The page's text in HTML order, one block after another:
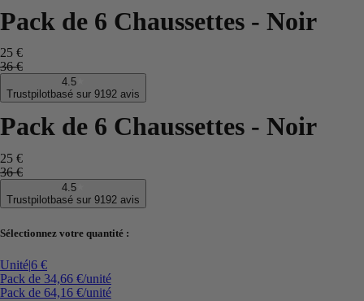
Pack de 6 Chaussettes - Noir
25 €
36 €
4.5
Trustpilotbasé sur 9192 avis
Pack de 6 Chaussettes - Noir
25 €
36 €
4.5
Trustpilotbasé sur 9192 avis
Sélectionnez votre quantité :
Unité|6 €
Pack de 34,66 €/unité
Pack de 64,16 €/unité